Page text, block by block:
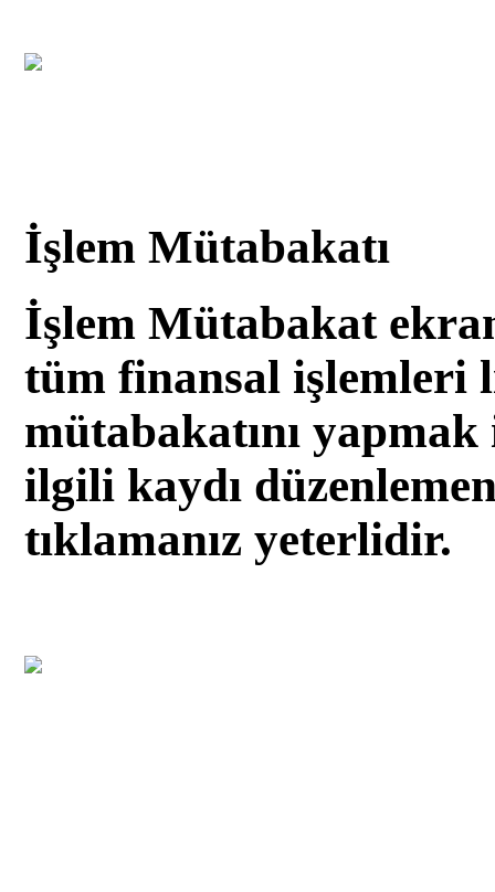
İşlem Mütabakatı
İşlem Mütabakat
tüm finansal işlemleri
mütabakatını
ilgili kaydı
tıklamanız yeterlidir.